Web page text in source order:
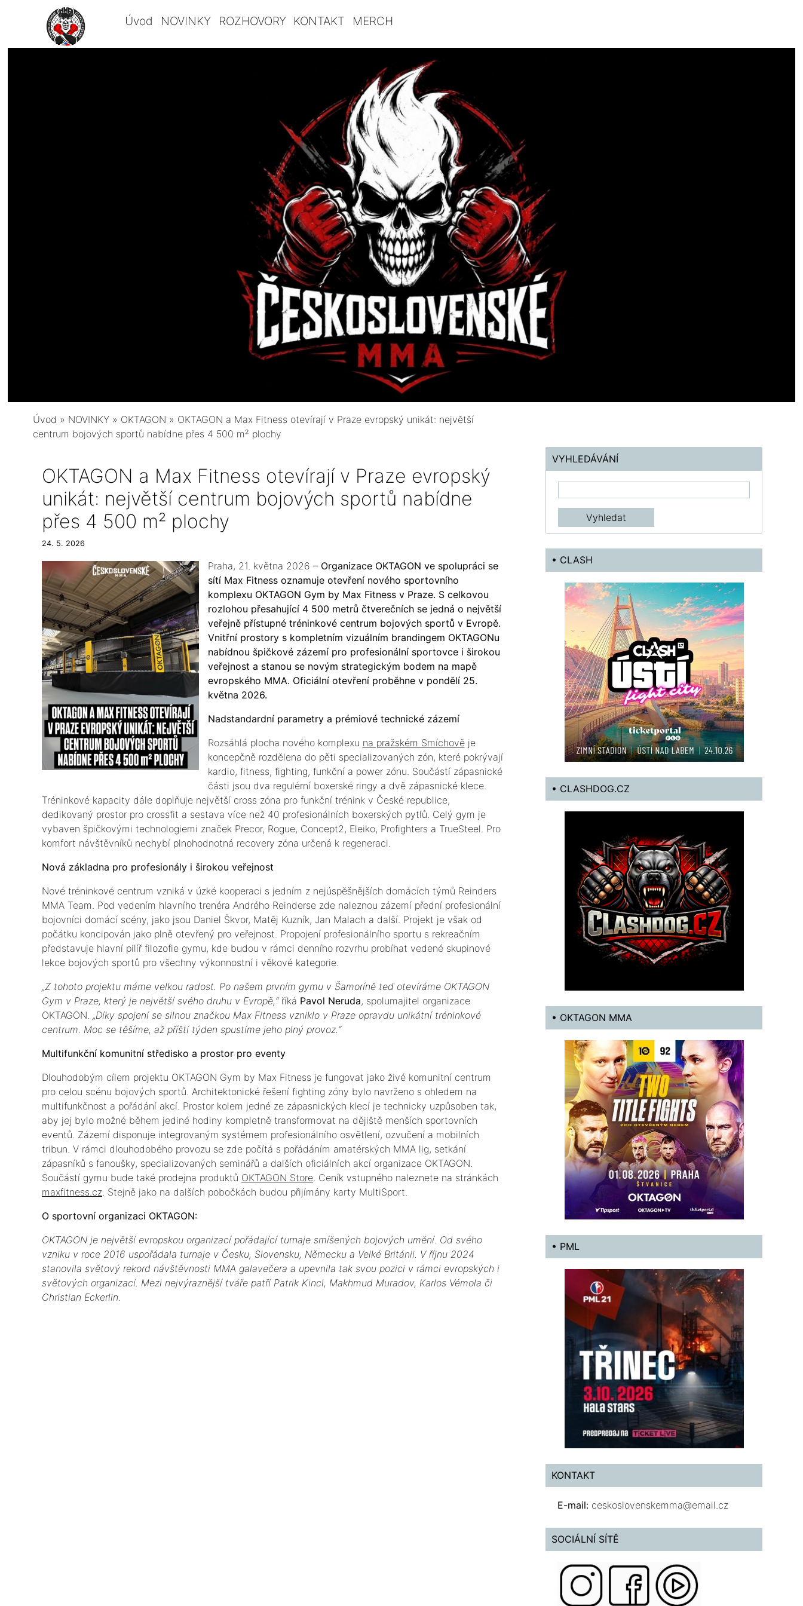
Úvod NOVINKY ROZHOVORY KONTAKT MERCH
Úvod » NOVINKY » OKTAGON » OKTAGON a Max Fitness otevírají v Praze evropský unikát: největší
centrum bojových sportů nabídne přes 4 500 m² plochy
OKTAGON a Max Fitness otevírají v Praze evropský
unikát: největší centrum bojových sportů nabídne
přes 4 500 m² plochy
24. 5. 2026
Praha, 21. května 2026 – Organizace OKTAGON ve spolupráci se
sítí Max Fitness oznamuje otevření nového sportovního
komplexu OKTAGON Gym by Max Fitness v Praze. S celkovou
rozlohou přesahující 4 500 metrů čtverečních se jedná o největší
veřejně přístupné tréninkové centrum bojových sportů v Evropě.
Vnitřní prostory s kompletním vizuálním brandingem OKTAGONu
nabídnou špičkové zázemí pro profesionální sportovce i širokou
veřejnost a stanou se novým strategickým bodem na mapě
evropského MMA. Oficiální otevření proběhne v pondělí 25.
května 2026.
Nadstandardní parametry a prémiové technické zázemí
Rozsáhlá plocha nového komplexu na pražském Smíchověje
koncepčně rozdělena do pěti specializovaných zón, které pokrývají
kardio, fitness, fighting, funkční a power zónu. Součástí zápasnické
části jsou dva regulérní boxerské ringy a dvě zápasnické klece.
Tréninkové kapacity dále doplňuje největší cross zóna pro funkční trénink v České republice,
dedikovaný prostor pro crossfit a sestava více než 40 profesionálních boxerských pytlů. Celý gym je
vybaven špičkovými technologiemi značek Precor, Rogue, Concept2, Eleiko, Profighters a TrueSteel. Pro
komfort návštěvníků nechybí plnohodnotná recovery zóna určená k regeneraci.
Nová základna pro profesionály i širokou veřejnost
Nové tréninkové centrum vzniká v úzké kooperaci s jedním z nejúspěšnějších domácích týmů Reinders
MMA Team. Pod vedením hlavního trenéra Andrého Reinderse zde naleznou zázemí přední profesionální
bojovníci domácí scény, jako jsou Daniel Škvor, Matěj Kuzník, Jan Malach a další. Projekt je však od
počátku koncipován jako plně otevřený pro veřejnost. Propojení profesionálního sportu s rekreačním
představuje hlavní pilíř filozofie gymu, kde budou v rámci denního rozvrhu probíhat vedené skupinové
lekce bojových sportů pro všechny výkonnostní i věkové kategorie.
„Z tohoto projektu máme velkou radost. Po našem prvním gymu v Šamoríně teď otevíráme OKTAGON
Gym v Praze, který je největší svého druhu v Evropě,“říká Pavol Neruda, spolumajitel organizace
OKTAGON. „Díky spojení se silnou značkou Max Fitness vzniklo v Praze opravdu unikátní tréninkové
centrum. Moc se těšíme, až příští týden spustíme jeho plný provoz.“
Multifunkční komunitní středisko a prostor pro eventy
Dlouhodobým cílem projektu OKTAGON Gym by Max Fitness je fungovat jako živé komunitní centrum
pro celou scénu bojových sportů. Architektonické řešení fighting zóny bylo navrženo s ohledem na
multifunkčnost a pořádání akcí. Prostor kolem jedné ze zápasnických klecí je technicky uzpůsoben tak,
aby jej bylo možné během jediné hodiny kompletně transformovat na dějiště menších sportovních
eventů. Zázemí disponuje integrovaným systémem profesionálního osvětlení, ozvučení a mobilních
tribun. V rámci dlouhodobého provozu se zde počítá s pořádáním amatérských MMA lig, setkání
zápasníků s fanoušky, specializovaných seminářů a dalších oficiálních akcí organizace OKTAGON.
Součástí gymu bude také prodejna produktů OKTAGON Store . Ceník vstupného naleznete na stránkách
maxfitness.cz . Stejně jako na dalších pobočkách budou přijímány karty MultiSport.
O sportovní organizaci OKTAGON:
OKTAGON je největší evropskou organizací pořádající turnaje smíšených bojových umění. Od svého
vzniku v roce 2016 uspořádala turnaje v Česku, Slovensku, Německu a Velké Británii. V říjnu 2024
stanovila světový rekord návštěvnosti MMA galavečera a upevnila tak svou pozici v rámci evropských i
světových organizací. Mezi nejvýraznější tváře patří Patrik Kincl, Makhmud Muradov, Karlos Vémola či
Christian Eckerlin.
VYHLEDÁVÁNÍ
• CLASH
• CLASHDOG.CZ
• OKTAGON MMA
• PML
KONTAKT
E-mail: ceskoslovenskemma@email.cz
SOCIÁLNÍ SÍTĚ